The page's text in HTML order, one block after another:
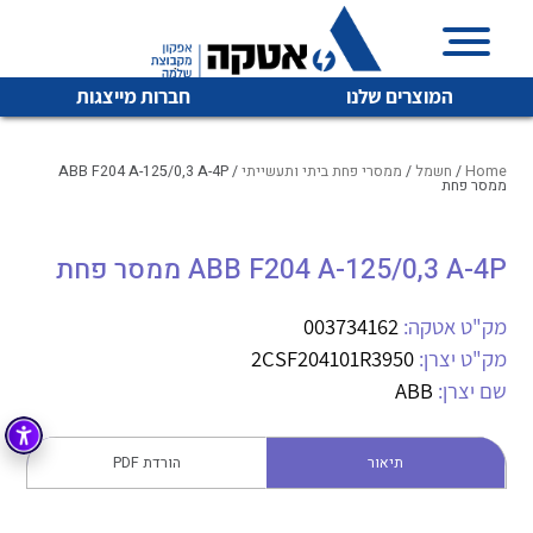
המוצרים שלנו חברות מייצגות
איכות | שרות | זמינות
והפצה של מוצרי
מיתוג, בקרה , ואינסטלציה חשמלית ופעילה ב7 תחומים:
חשמל מיתוג ואינסטלציה חשמלית
בקרה
זיווד
לכל מוצרי היצרן לכל מוצרי היצרן
לכל מוצרי היצרן לכל מוצרי היצרן
Home
/ חשמל / ממסרי פחת ביתי ותעשייתי / ABB F204 A-125/0,3 A-4P
ממסר פחת
ABB F204 A-125/0,3 A-4P ממסר פחת
מק"ט אטקה: 003734162
מק"ט יצרן: 2CSF204101R3950
שם יצרן: ABB
תיאור הורדת PDF